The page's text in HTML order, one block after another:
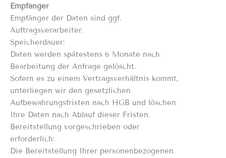
Empfänger
Empfänger der Daten sind ggf.
Auftragsverarbeiter.
Speicherdauer:
Daten werden spätestens 6 Monate nach
Bearbeitung der Anfrage gelöscht.
Sofern es zu einem Vertragsverhältnis kommt,
unterliegen wir den gesetzlichen
Aufbewahrungsfristen nach HGB und löschen
Ihre Daten nach Ablauf dieser Fristen.
Bereitstellung vorgeschrieben oder
erforderlich:
Die Bereitstellung Ihrer personenbezogenen